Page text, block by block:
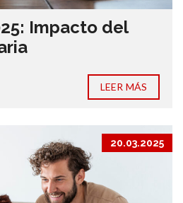
Impacto del
LEER MÁS
20.03.2025